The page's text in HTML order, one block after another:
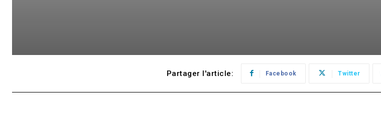
Partager l'article: Facebook Twitter